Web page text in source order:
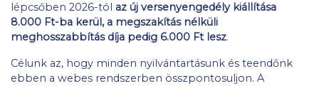
lépcsőben 2026-tól az új versenyengedély kiállítása
8.000 Ft-ba kerül, a megszakítás nélküli
meghosszabbítás díja pedig 6.000 Ft lesz.
Célunk az, hogy minden nyilvántartásunk és teendőnk
ebben a webes rendszerben összpontosuljon. A